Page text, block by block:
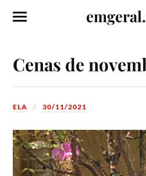
Cenas de
ELA 30/11/2021